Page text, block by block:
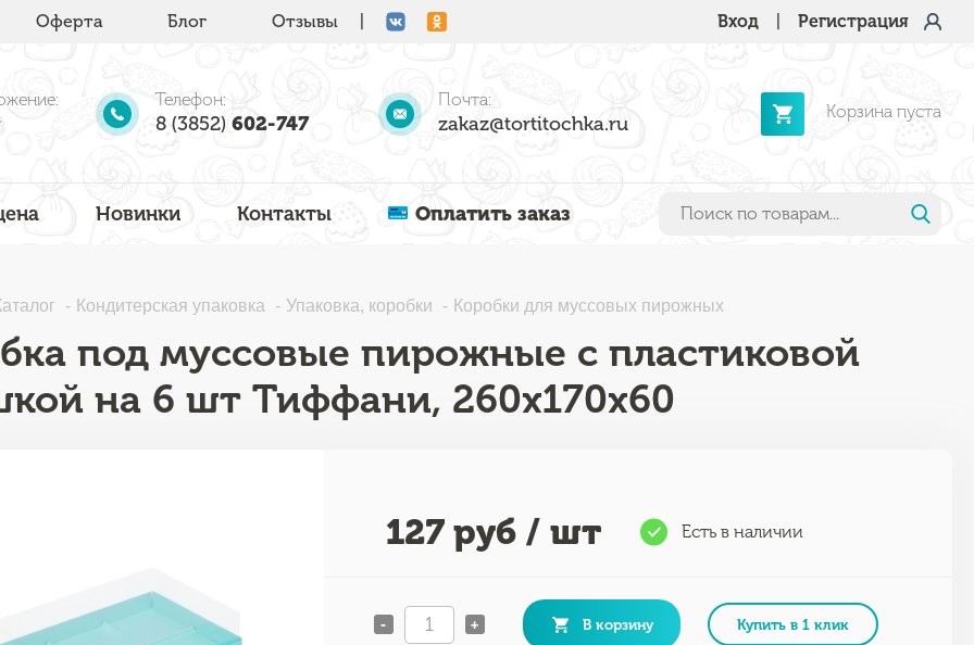
Оферта Блог Отзывы Вход Регистрация
Телефон:
8 (3852) 602-747
Почта:
zakaz@tortitochka.ru
Корзина пуста
Новинки Контакты Оплатить заказ
Кондитерская упаковка Упаковка, коробки Коробки для муссовых пирожных
под муссовые пирожные с пластиковой
на 6 шт Тиффани, 260x170x60
127 руб / шт Есть в наличии
- + В корзину Купить в 1 клик